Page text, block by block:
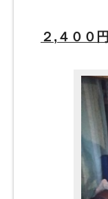
２ , ４００円